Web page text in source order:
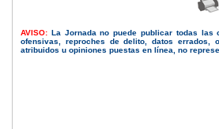
AVISO: La Jornada no puede publicar todas las
ofensivas, reproches de delito, datos errados,
atribuidos u opiniones puestas en línea, no